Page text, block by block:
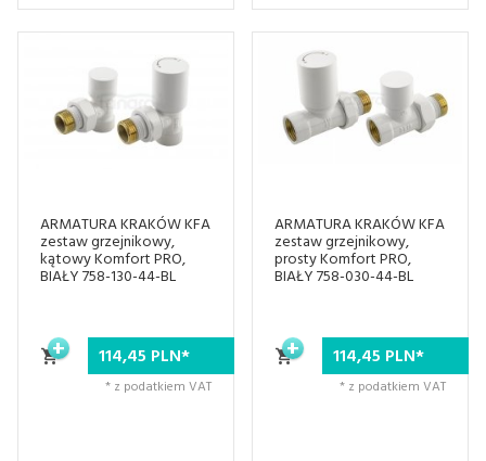
ARMATURA KRAKÓW KFA
zestaw grzejnikowy,
kątowy Komfort PRO,
BIAŁY 758-130-44-BL
114,45 PLN*
* z podatkiem VAT
ARMATURA KRAKÓW KFA
zestaw grzejnikowy,
prosty Komfort PRO,
BIAŁY 758-030-44-BL
114,45 PLN*
* z podatkiem VAT